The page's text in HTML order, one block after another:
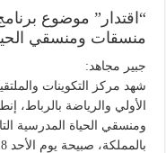
“اقتدار” موضوع برنامج
منسقات ومنسقي
جبير مجاهد:
شهد مركز التكوينات
الأولي والرياضة بالرباط،
ومنسقي الحياة المدرسية
بالمملكة، صبيحة يوم الأحد 18 يونيو الجاري.